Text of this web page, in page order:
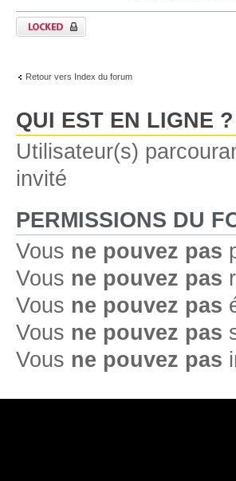
Retour vers Index du forum
QUI EST EN LIGNE ?
Utilisateur(s)
invité
PERMISSIONS DU
Vous ne pouvez pas
Vous ne pouvez pas
Vous ne pouvez pas
Vous ne pouvez pas
Vous ne pouvez pas